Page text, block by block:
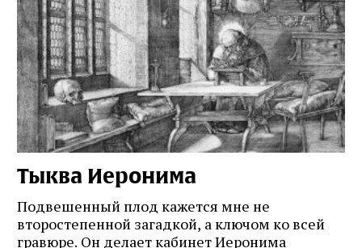
Тыква Иеронима
Подвешенный плод кажется мне не
второстепенной загадкой, а ключом ко всей
гравюре. Он делает кабинет Иеронима